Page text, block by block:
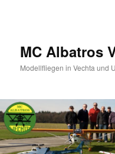
MC Albatros
Modellfliegen in Vechta und